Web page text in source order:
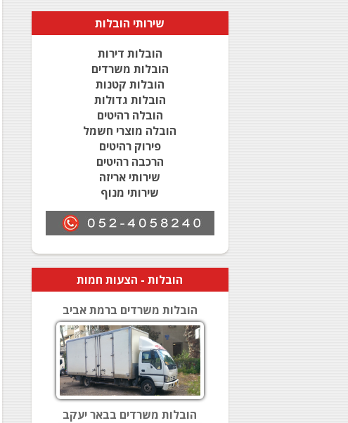
שירותי הובלות
הובלות דירות
הובלות משרדים
הובלות קטנות
הובלות גדולות
הובלה רהיטים
הובלה מוצרי חשמל
פירוק רהיטים
הרכבה רהיטים
שירותי אריזה
שירותי מנוף
הובלות - הצעות חמות
הובלות משרדים ברמת אביב
הובלות משרדים בבאר יעקב